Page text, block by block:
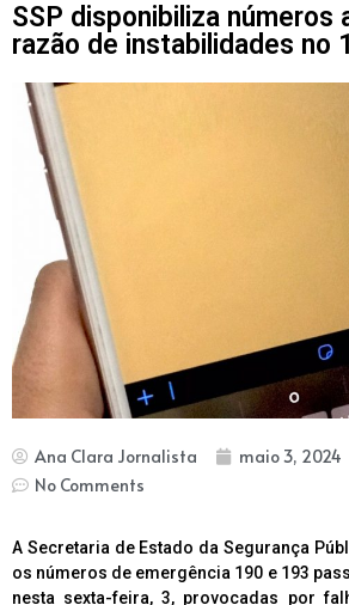
SSP disponibiliza números
razão de instabilidades no
Ana Clara Jornalista maio 3, 2024
No Comments
A Secretaria de Estado da Segurança
os números de emergência 190 e 193
nesta sexta-feira, 3, provocadas por